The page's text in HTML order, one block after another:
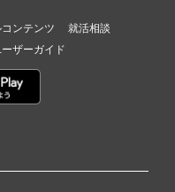
ンテンツ
就活相談
ザーガイド